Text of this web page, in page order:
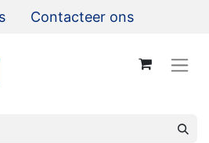
Contacteer ons